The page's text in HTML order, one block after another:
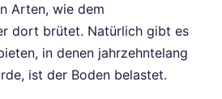
Arten, wie dem
dort brütet. Natürlich gibt es
in denen jahrzehntelang
ist der Boden belastet.